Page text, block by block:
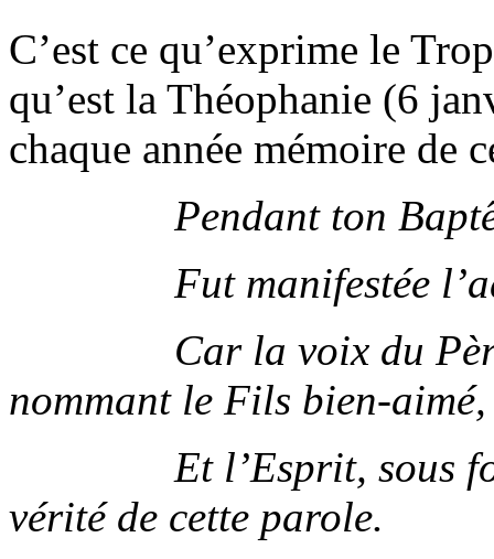
C’est ce qu’exprime le
qu’est la Théophanie (6
chaque année mémoire de
Pendant ton
Fut manifestée
Car la voix du Père
nommant le Fils bien-aimé,
Et l’Esprit, sous
vérité de cette parole.